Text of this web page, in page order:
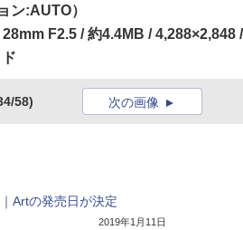
ン:AUTO）
F2.5 / 約4.4MB /
58) 次の画像
Artの発売日が決定
2019年1月11日